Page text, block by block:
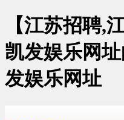
【江苏招聘,
凯发娱乐网
发娱乐网址